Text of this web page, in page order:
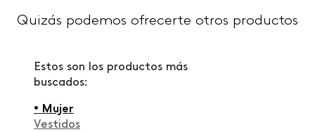
Quizás podemos ofrecerte otros productos
Estos son los productos más
buscados:
• Mujer
Vestidos